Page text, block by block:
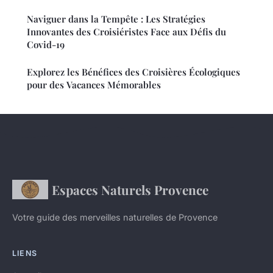
Naviguer dans la Tempête : Les Stratégies
Innovantes des Croisiéristes Face aux Défis du
Covid-19
Explorez les Bénéfices des Croisières Écologiques
pour des Vacances Mémorables
Espaces Naturels Provence
Votre guide des merveilles naturelles de Provence
LIENS